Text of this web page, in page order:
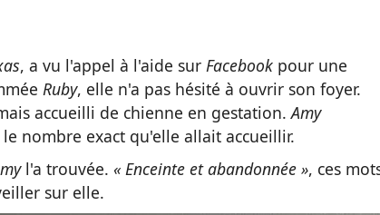
, a vu l'appel à l'aide sur Facebook pour une
Ruby, elle n'a pas hésité à ouvrir son foyer.
accueilli de chienne en gestation.Amy
nombre exact qu'elle allait accueillir.
l'a trouvée. « Enceinte et abandonnée », ces
sur elle.